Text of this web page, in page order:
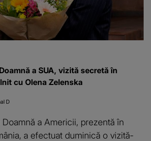
a SUA, vizită secretă în
cu Olena Zelenska
D
a Americii, prezentă în
a efectuat duminică o vizită-